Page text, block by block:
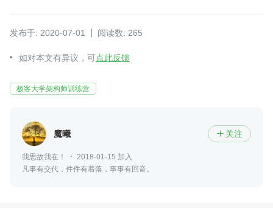
发布于: 2020-07-01 阅读数: 265
如对本文有异议，可点此反馈
极客大学架构师训练营
魔曦  关注
我思故我在！
2018-01-15 加入
凡事有交代，件件有着落，事事有回音。